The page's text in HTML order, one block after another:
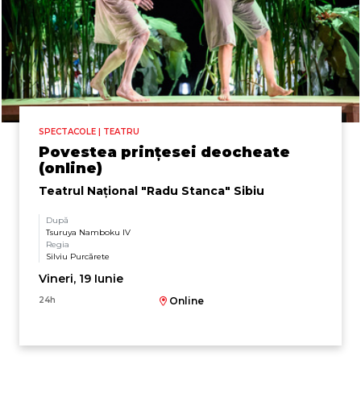
SPECTACOLE | TEATRU
Povestea prințesei deocheate
(online)
Teatrul Naţional "Radu Stanca" Sibiu
După
Tsuruya Namboku IV
Regia
Silviu Purcărete
Vineri, 19 Iunie
24h Online